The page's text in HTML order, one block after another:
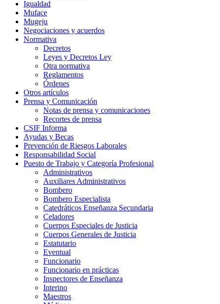
Igualdad
Muface
Mugeju
Negociaciones y acuerdos
Normativa
Decretos
Leyes y Decretos Ley
Otra normativa
Reglamentos
Órdenes
Otros artículos
Prensa y Comunicación
Notas de prensa y comunicaciones
Recortes de prensa
CSIF Informa
Ayudas y Becas
Prevención de Riesgos Laborales
Responsabilidad Social
Puesto de Trabajo y Categoría Profesional
Administrativos
Auxiliares Administrativos
Bombero
Bombero Especialista
Catedráticos Enseñanza Secundaria
Celadores
Cuerpos Especiales de Justicia
Cuerpos Generales de Justicia
Estatutario
Eventual
Funcionario
Funcionario en prácticas
Inspectores de Enseñanza
Interino
Maestros